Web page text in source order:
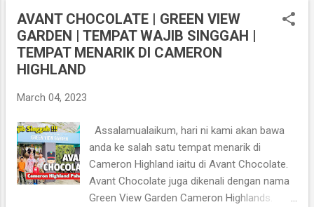
kerana suasananya sangat berkabus. Selain
itu juga, inilah satu-satunya hentian rehat
yang sangat selesa boleh disinggah sebelum
artikel yang menarik
https://www.addashuk.com Kami sekeluarga
singgah di hentian ini semasa perjalanan dari
Kelantan ke Perak. Suasana disini memang
AVANT CHOCOLATE | GREEN VIEW
GARDEN | TEMPAT WAJIB SINGGAH |
TEMPAT MENARIK DI CAMERON
HIGHLAND
March 04, 2023
Assalamualaikum, hari ni kami akan bawa
anda ke salah satu tempat menarik di
Cameron Highland iaitu di Avant Chocolate.
Avant Chocolate juga dikenali dengan nama
Green View Garden Cameron Highlands.